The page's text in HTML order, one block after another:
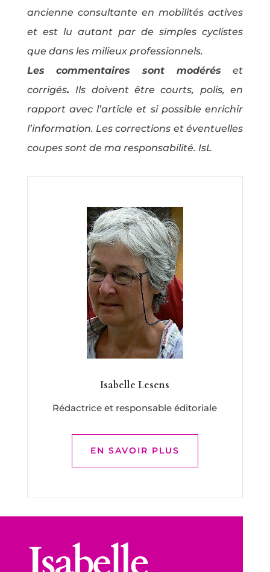
ancienne consultante en mobilités actives
et est lu autant par de simples cyclistes
que dans les milieux professionnels.
Les commentaires sont modéréset
corrigés. Ils doivent être courts, polis, en
rapport avec l’article et si possible enrichir
l’information. Les corrections et éventuelles
coupes sont de ma responsabilité. IsL
Isabelle Lesens
Rédactrice et responsable éditoriale
EN SAVOIR PLUS